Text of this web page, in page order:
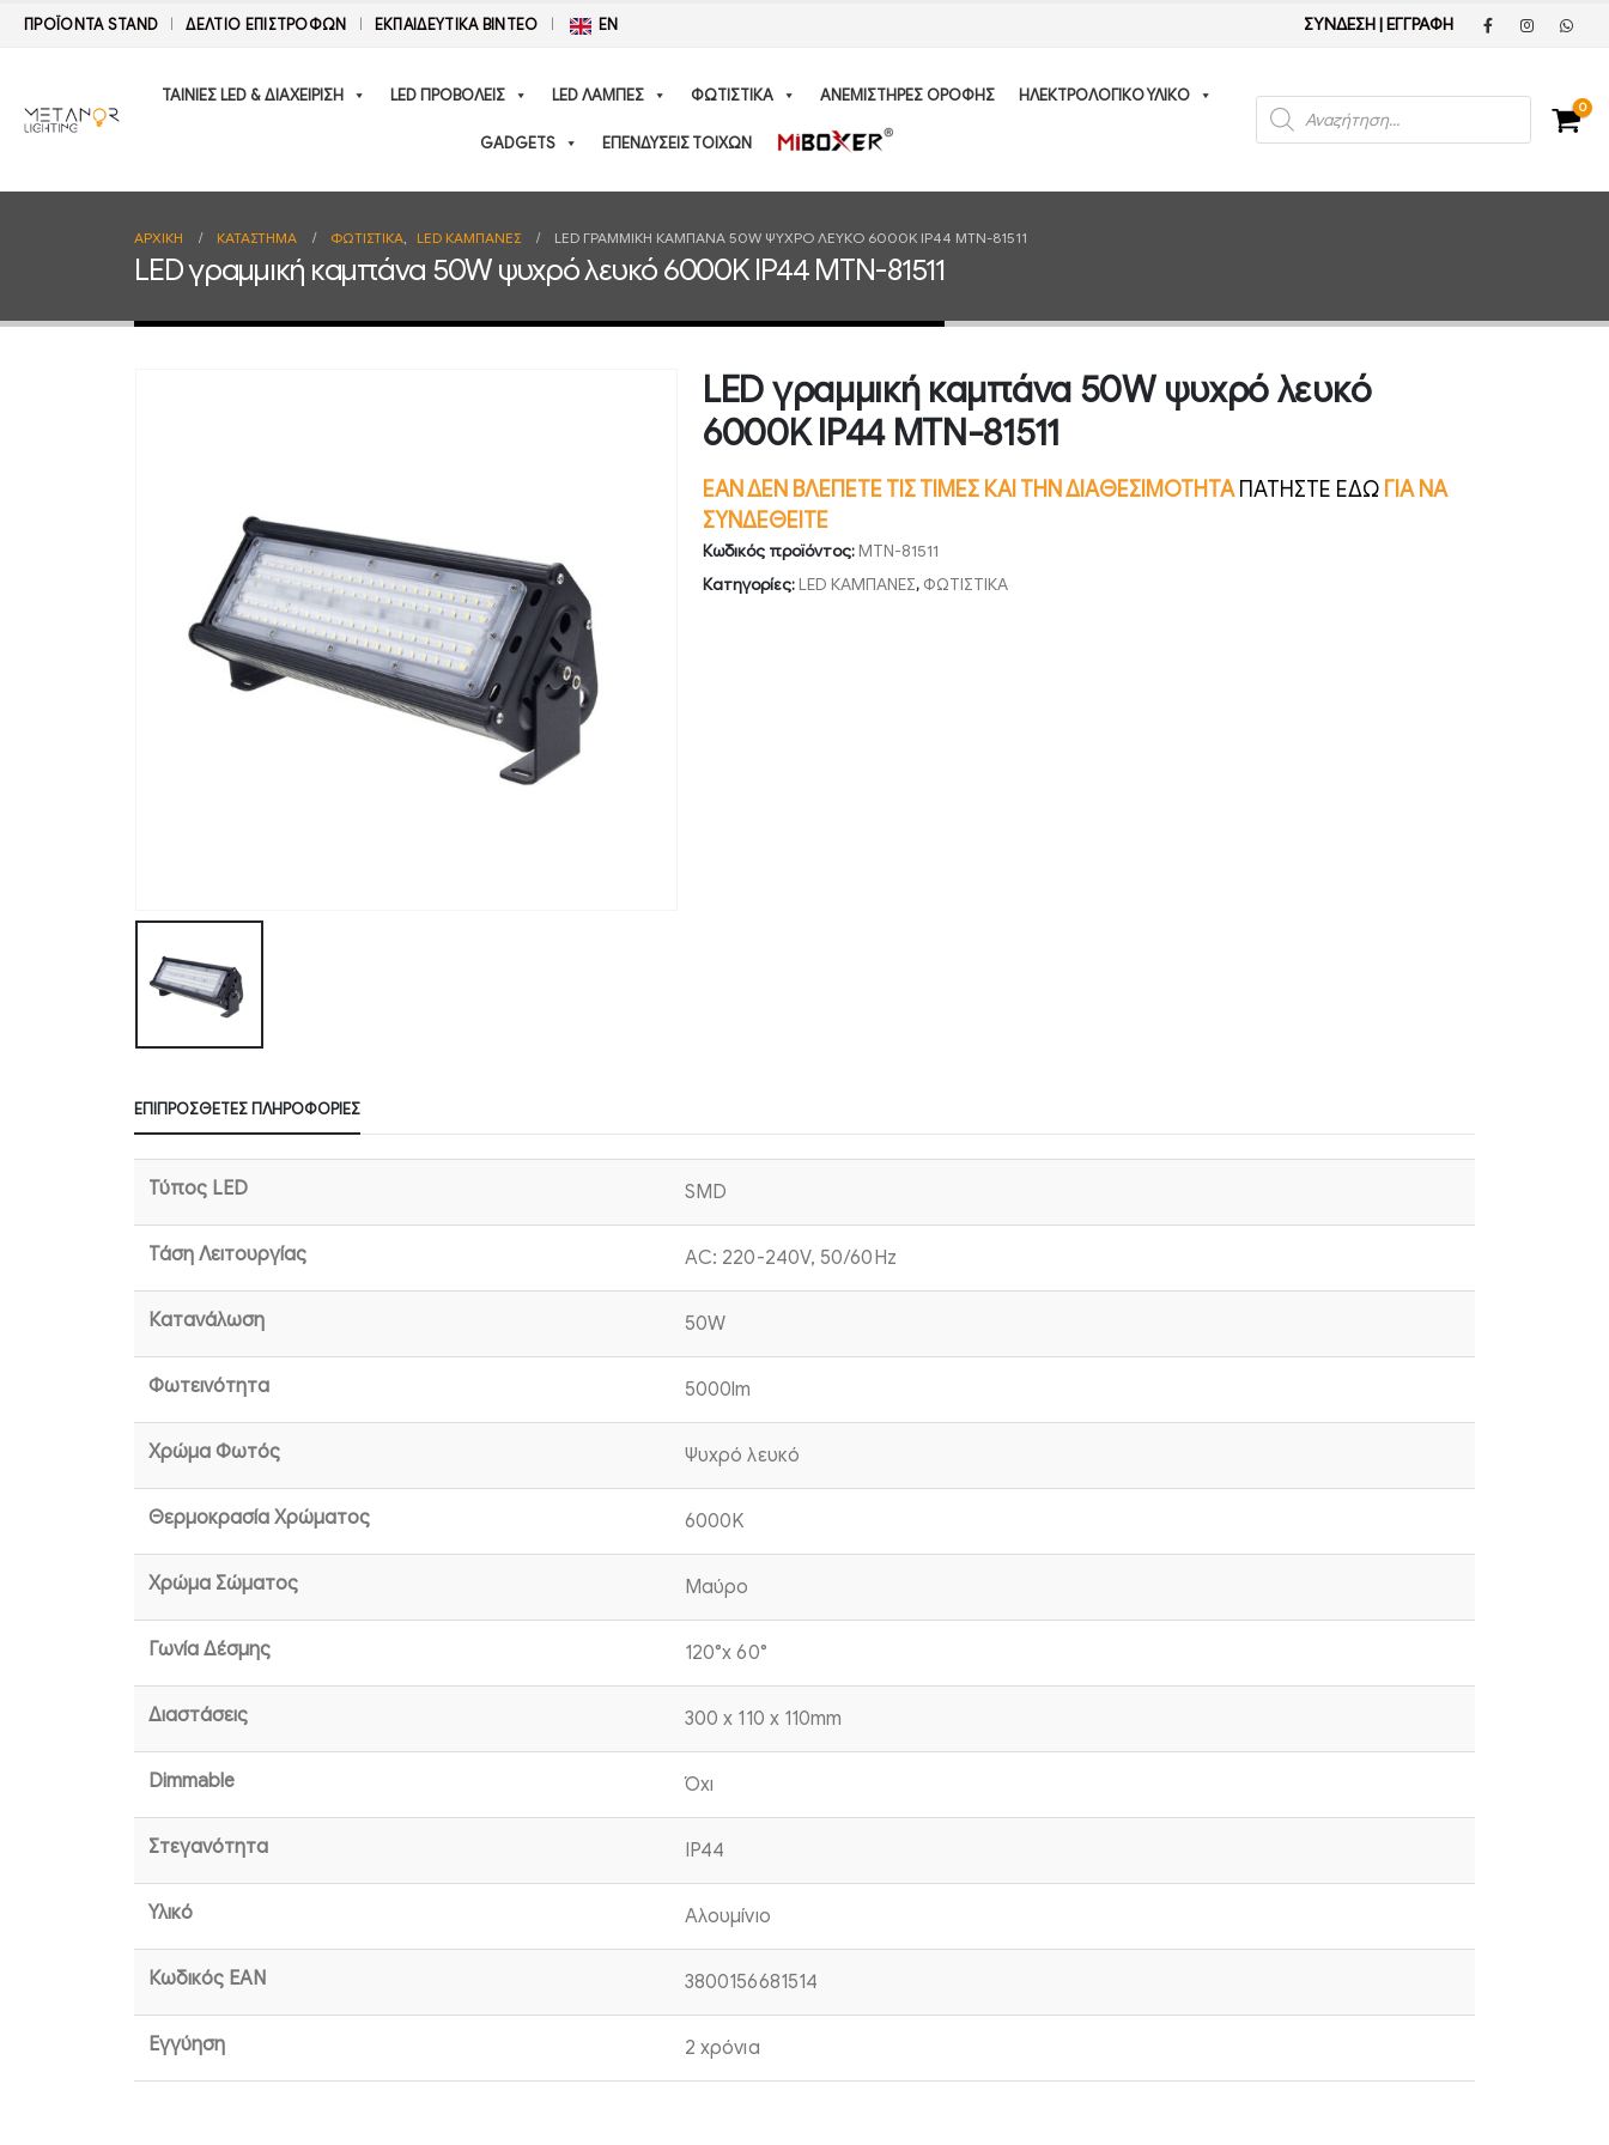
ΠΡΟΪΟΝΤΑ STAND ΔΕΛΤΊΟ ΕΠΙΣΤΡΟΦΏΝ ΕΚΠΑΙΔΕΥΤΙΚΑ ΒΙΝΤΕΟ EN ΣΥΝΔΕΣΗ| ΕΓΓΡΑΦΗ
ΤΑΙΝΙΕΣ LED & ΔΙΑΧΕΙΡΙΣΗ LED ΠΡΟΒΟΛΕΙΣ LED ΛΑΜΠΕΣ ΦΩΤΙΣΤΙΚΑ ΑΝΕΜΙΣΤΗΡΕΣ ΟΡΟΦΗΣ ΗΛΕΚΤΡΟΛΟΓΙΚΟ ΥΛΙΚΟ
GADGETS ΕΠΕΝΔΥΣΕΙΣ ΤΟΙΧΩΝ
Products
search
0
ΑΡΧΙΚΉ ΚΑΤΆΣΤΗΜΑ ΦΩΤΙΣΤΙΚΑ, LED ΚΑΜΠΑΝΕΣ LED ΓΡΑΜΜΙΚΉ ΚΑΜΠΆΝΑ 50W ΨΥΧΡΌ ΛΕΥΚΌ 6000K IP44 MTN-81511
LED γραμμική καμπάνα 50W ψυχρό λευκό 6000K IP44 MTN-81511
LED γραμμική καμπάνα 50W ψυχρό λευκό
6000K IP44 MTN-81511
ΕΑΝ ΔΕΝ ΒΛΕΠΕΤΕ ΤΙΣ ΤΙΜΕΣ ΚΑΙ ΤΗΝ ΔΙΑΘΕΣΙΜΟΤΗΤΑΠΑΤΗΣΤΕ ΕΔΩ ΓΙΑ ΝΑ
ΣΥΝΔΕΘΕΙΤΕ
Κωδικός προϊόντος:MTN-81511
Κατηγορίες:LED ΚΑΜΠΑΝΕΣ, ΦΩΤΙΣΤΙΚΑ
ΕΠΙΠΡΌΣΘΕΤΕΣ ΠΛΗΡΟΦΟΡΊΕΣ
Τύπος LED SMD
Τάση Λειτουργίας AC: 220-240V, 50/60Hz
Κατανάλωση 50W
Φωτεινότητα 5000lm
Χρώμα Φωτός Ψυχρό λευκό
Θερμοκρασία Χρώματος 6000K
Χρώμα Σώματος Μαύρο
Γωνία Δέσμης 120°x 60°
Διαστάσεις 300 x 110 x 110mm
Dimmable Όχι
Στεγανότητα IP44
Υλικό Αλουμίνιο
Κωδικός EAN 3800156681514
Εγγύηση 2 χρόνια